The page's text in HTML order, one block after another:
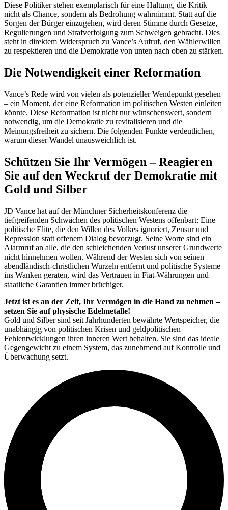
Diese Politiker stehen exemplarisch für eine Haltung, die Kritik
nicht als Chance, sondern als Bedrohung wahrnimmt. Statt auf die
Sorgen der Bürger einzugehen, wird deren Stimme durch Gesetze,
Regulierungen und Strafverfolgung zum Schweigen gebracht. Dies
steht in direktem Widerspruch zu Vance’s Aufruf, den Wählerwillen
zu respektieren und die Demokratie von unten nach oben zu stärken.
Die Notwendigkeit einer Reformation
Vance’s Rede wird von vielen als potenzieller Wendepunkt gesehen
– ein Moment, der eine Reformation im politischen Westen einleiten
könnte. Diese Reformation ist nicht nur wünschenswert, sondern
notwendig, um die Demokratie zu revitalisieren und die
Meinungsfreiheit zu sichern. Die folgenden Punkte verdeutlichen,
warum dieser Wandel unausweichlich ist.
Schützen Sie Ihr Vermögen – Reagieren
Sie auf den Weckruf der Demokratie mit
Gold und Silber
JD Vance hat auf der Münchner Sicherheitskonferenz die
tiefgreifenden Schwächen des politischen Westens offenbart: Eine
politische Elite, die den Willen des Volkes ignoriert, Zensur und
Repression statt offenem Dialog bevorzugt. Seine Worte sind ein
Alarmruf an alle, die den schleichenden Verlust unserer Grundwerte
nicht hinnehmen wollen. Während der Westen sich von seinen
abendländisch-christlichen Wurzeln entfernt und politische Systeme
ins Wanken geraten, wird das Vertrauen in Fiat-Währungen und
staatliche Garantien immer brüchiger.
Jetzt ist es an der Zeit, Ihr Vermögen in die Hand zu nehmen –
setzen Sie auf physische Edelmetalle!
Gold und Silber sind seit Jahrhunderten bewährte Wertspeicher, die
unabhängig von politischen Krisen und geldpolitischen
Fehlentwicklungen ihren inneren Wert behalten. Sie sind das ideale
Gegengewicht zu einem System, das zunehmend auf Kontrolle und
Überwachung setzt.